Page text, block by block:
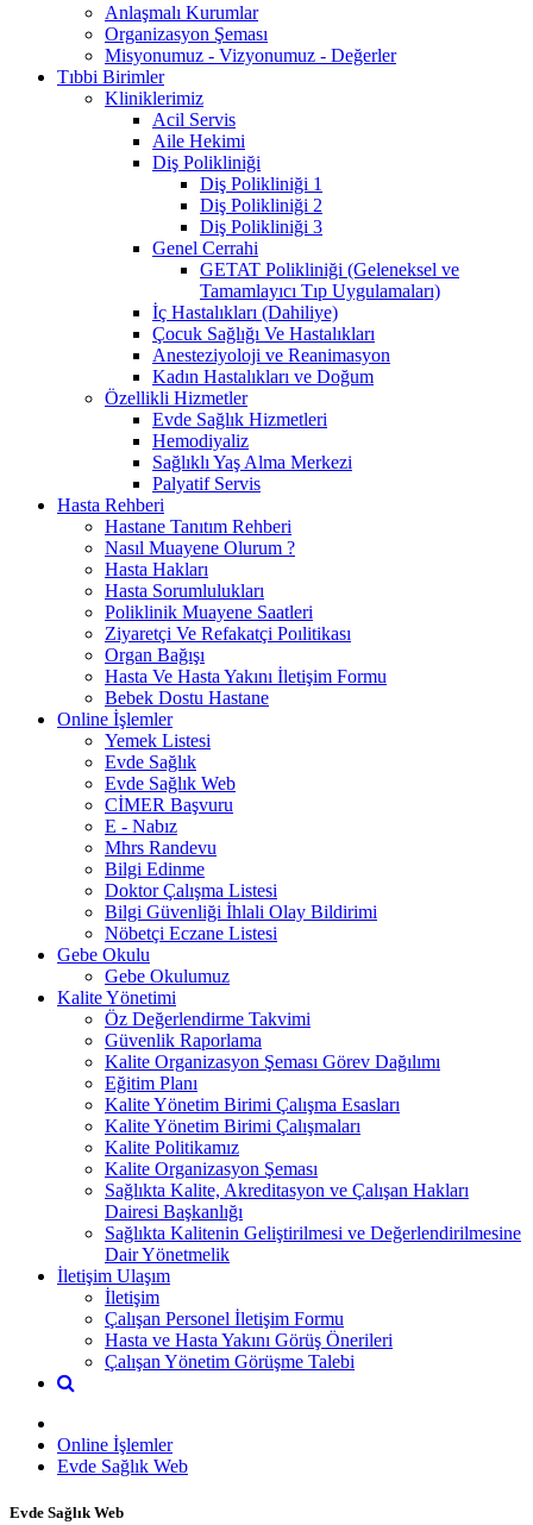
Anlaşmalı Kurumlar
Organizasyon Şeması
Misyonumuz - Vizyonumuz - Değerler
Tıbbi Birimler
Kliniklerimiz
Acil Servis
Aile Hekimi
Diş Polikliniği
Diş Polikliniği 1
Diş Polikliniği 2
Diş Polikliniği 3
Genel Cerrahi
GETAT Polikliniği (Geleneksel ve
Tamamlayıcı Tıp Uygulamaları)
İç Hastalıkları (Dahiliye)
Çocuk Sağlığı Ve Hastalıkları
Anesteziyoloji ve Reanimasyon
Kadın Hastalıkları ve Doğum
Özellikli Hizmetler
Evde Sağlık Hizmetleri
Hemodiyaliz
Sağlıklı Yaş Alma Merkezi
Palyatif Servis
Hasta Rehberi
Hastane Tanıtım Rehberi
Nasıl Muayene Olurum ?
Hasta Hakları
Hasta Sorumlulukları
Poliklinik Muayene Saatleri
Ziyaretçi Ve Refakatçi Poılitikası
Organ Bağışı
Hasta Ve Hasta Yakını İletişim Formu
Bebek Dostu Hastane
Online İşlemler
Yemek Listesi
Evde Sağlık
Evde Sağlık Web
CİMER Başvuru
E - Nabız
Mhrs Randevu
Bilgi Edinme
Doktor Çalışma Listesi
Bilgi Güvenliği İhlali Olay Bildirimi
Nöbetçi Eczane Listesi
Gebe Okulu
Gebe Okulumuz
Kalite Yönetimi
Öz Değerlendirme Takvimi
Güvenlik Raporlama
Kalite Organizasyon Şeması Görev Dağılımı
Eğitim Planı
Kalite Yönetim Birimi Çalışma Esasları
Kalite Yönetim Birimi Çalışmaları
Kalite Politikamız
Kalite Organizasyon Şeması
Sağlıkta Kalite, Akreditasyon ve Çalışan Hakları
Dairesi Başkanlığı
Sağlıkta Kalitenin Geliştirilmesi ve Değerlendirilmesine
Dair Yönetmelik
İletişim Ulaşım
İletişim
Çalışan Personel İletişim Formu
Hasta ve Hasta Yakını Görüş Önerileri
Çalışan Yönetim Görüşme Talebi
Online İşlemler
Evde Sağlık Web
Evde Sağlık Web